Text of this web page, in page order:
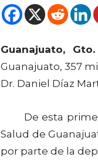
Guanajuato,
Guanajuato, 357
Dr. Daniel Díaz
De esta primera
Salud de
por parte de la